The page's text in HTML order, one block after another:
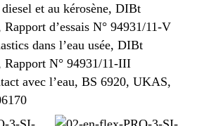
diesel et au kérosène, DIBt
d’essais N° 94931/11-V
dans l’eau usée, DIBt
N° 94931/11-III
avec l’eau, BS 6920, UKAS,